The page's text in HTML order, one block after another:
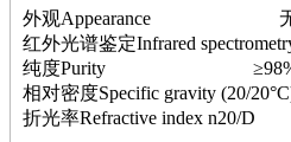
铌
脲
镍
宁
铍
外观Appearance 无色
红外光谱鉴定Infrared
纯度Purity ≥98%
相对密度Specific gravity (20/
折光率Refractive index n20/